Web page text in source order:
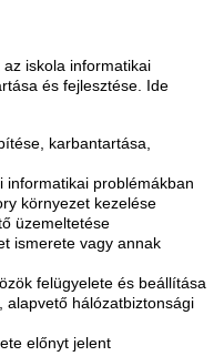
iskola informatikai
és fejlesztése. Ide
karbantartása,
informatikai problémákban
környezet kezelése
üzemeltetése
ismerete vagy annak
felügyelete és beállítása
alapvető hálózatbiztonsági
előnyt jelent